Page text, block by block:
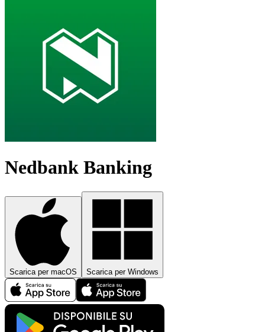
Nedbank Banking
Scarica per macOS Scarica per Windows